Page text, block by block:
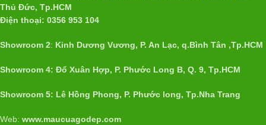
Thủ Đức, Tp.HCM
Điện thoại: 0356 953 104
Showroom 2: Kinh Dương Vương, P. An Lạc, q.Bình Tân ,Tp.HCM
Showroom 4: Đổ Xuân Hợp, P. Phước Long B, Q. 9, Tp.HCM
Showroom 5: Lê Hồng Phong, P. Phước long, Tp.Nha Trang
Web: www.maucuagodep.com